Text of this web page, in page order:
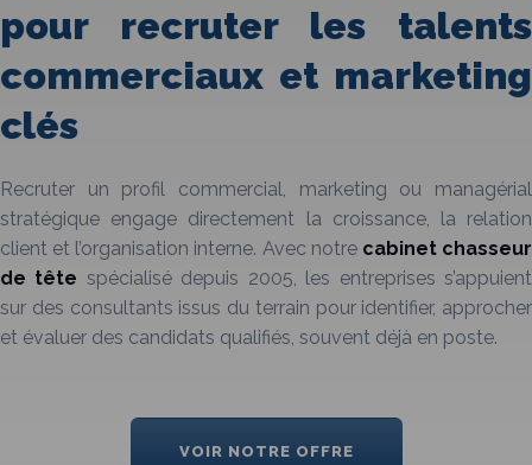
pour recruter les talents
commerciaux et marketing
clés
Recruter un profil commercial, marketing ou managérial
stratégique engage directement la croissance, la relation
client et l’organisation interne. Avec notre cabinet chasseur
de tête spécialisé depuis 2005, les entreprises s’appuient
sur des consultants issus du terrain pour identifier, approcher
et évaluer des candidats qualifiés, souvent déjà en poste.
VOIR NOTRE OFFRE